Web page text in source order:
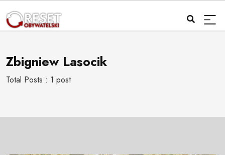
Zbigniew Lasocik
Total Posts : 1 post